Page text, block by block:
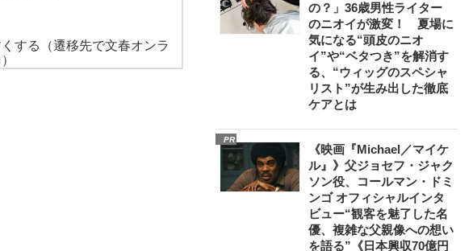
する
（遷移先で文春オンラ
の？」36歳男性ライター
のニオイが激変！ 夏場に
気になる“頭皮のニオ
イ”や“ベタつき”を解消す
る、“ウィッグのスペシャ
リスト”が生み出した徹底
ケアとは
PR
《映画『Michael／マイケ
ル』》父ジョセフ・ジャク
ソン役、コールマン・ドミ
ンゴ オフィシャルインタ
ビュー“観客を魅了した名
優、複雑な父親像への想い
を語る”《日本興収70億円